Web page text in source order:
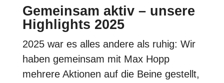
Gemeinsam aktiv – unsere
Highlights 2025
2025 war es alles andere als ruhig: Wir
haben gemeinsam mit Max Hopp
mehrere Aktionen auf die Beine gestellt,